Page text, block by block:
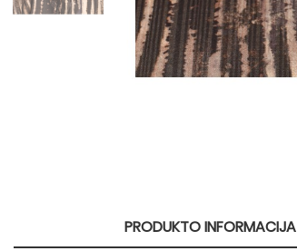
PRODUKTO INFORMACIJA